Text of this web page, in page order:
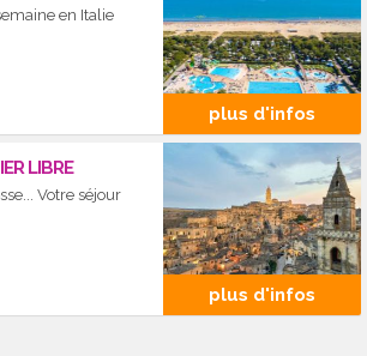
en Italie
plus d'infos
LIBRE
Votre séjour
plus d'infos